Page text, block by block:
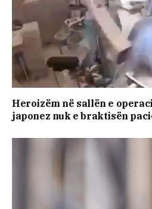
Heroizëm në sallën e
japonez nuk e braktisën